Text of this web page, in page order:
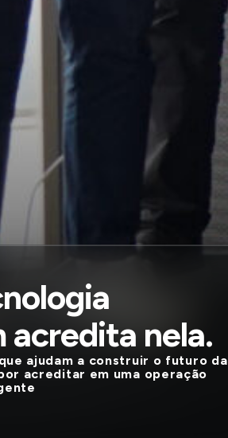
acredita nela.
ajudam a construir o futuro da
acreditar em uma operação